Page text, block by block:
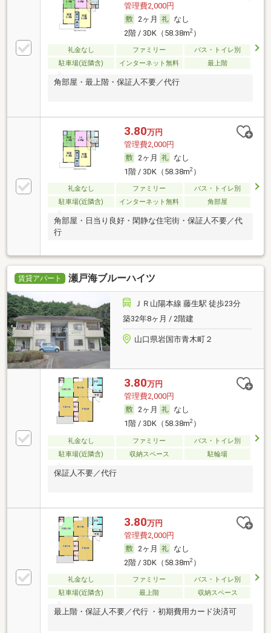
管理費2,000円
2ヶ月
なし
2階 / 3DK（58.38m2）
礼金なし ファミリー
バス・トイレ別
駐車場(近隣含)
インターネット無料 最上階
角部屋・最上階・保証人不要／代行
3.80万円
管理費2,000円
2ヶ月
なし
1階 / 3DK（58.38m2）
礼金なし ファミリー
バス・トイレ別
駐車場(近隣含)
インターネット無料 角部屋
角部屋・日当り良好・閑静な住宅街・保証人不要／代
行
賃貸アパート 瀬戸海ブルーハイツ
ＪＲ山陽本線 藤生駅 徒歩23分
築32年8ヶ月 / 2階建
山口県岩国市青木町２
3.80万円
管理費2,000円
2ヶ月
なし
1階 / 3DK（58.38m2）
礼金なし ファミリー
バス・トイレ別
駐車場(近隣含)
収納スペース 駐輪場
保証人不要／代行
3.80万円
管理費2,000円
2ヶ月
なし
2階 / 3DK（58.38m2）
礼金なし ファミリー
バス・トイレ別
駐車場(近隣含)
最上階 収納スペース
最上階・保証人不要／代行 ・初期費用カード決済可